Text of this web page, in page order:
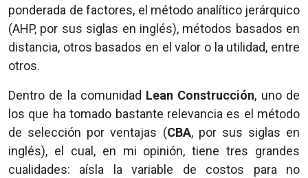
ponderada de factores, el método analítico jerárquico
(AHP, por sus siglas en inglés), métodos basados en
distancia, otros basados en el valor o la utilidad, entre
otros.
Dentro de la comunidad Lean Construcción, uno de
los que ha tomado bastante relevancia es el método
de selección por ventajas (CBA, por sus siglas en
inglés), el cual, en mi opinión, tiene tres grandes
cualidades: aísla la variable de costos para no